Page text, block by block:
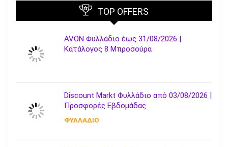
TOP OFFERS
AVON Φυλλάδιο έως 31/08/2026 |
Κατάλογος 8 Μπροσούρα
Discount Markt Φυλλάδιο από 03/08/2026 |
Προσφορές Εβδομάδας
ΦΥΛΛΑΔΙΟ